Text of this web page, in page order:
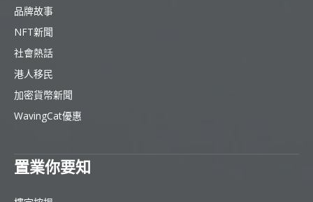
品牌故事
NFT新聞
社會熱話
港人移民
加密貨幣新聞
WavingCat優惠
置業你要知